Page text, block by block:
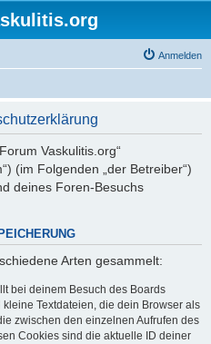
Anmelden
Vaskulitis.org“
(im Folgenden „der Betreiber“)
deines Foren-Besuchs
Arten gesammelt:
bei deinem Besuch des Boards
Textdateien, die dein Browser als
zwischen den einzelnen Aufrufen des
Cookies sind die aktuelle ID deiner